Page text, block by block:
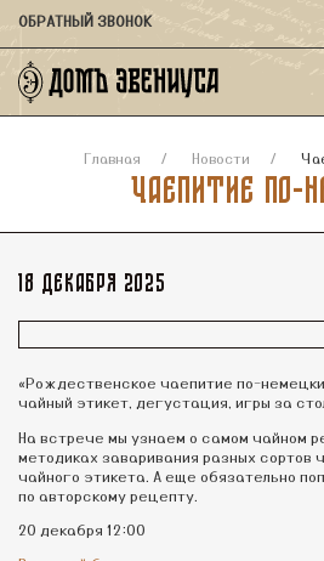
ОБРАТНЫЙ ЗВОНОК
Главная Новости
Чаепитие по-
18 декабря 2025
«Рождественское чаепитие по-
чайный этикет, дегустация, игры за
На встрече мы узнаем о самом чайном
методиках заваривания разных сортов
чайного этикета. А еще обязательно
по авторскому рецепту.
20 декабря 12:00